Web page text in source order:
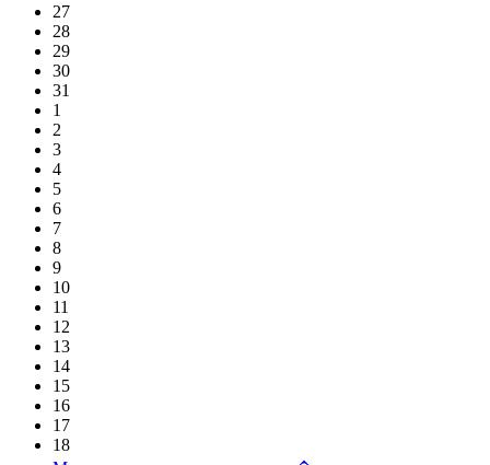
27
28
29
30
31
1
2
3
4
5
6
7
8
9
10
11
12
13
14
15
16
17
18